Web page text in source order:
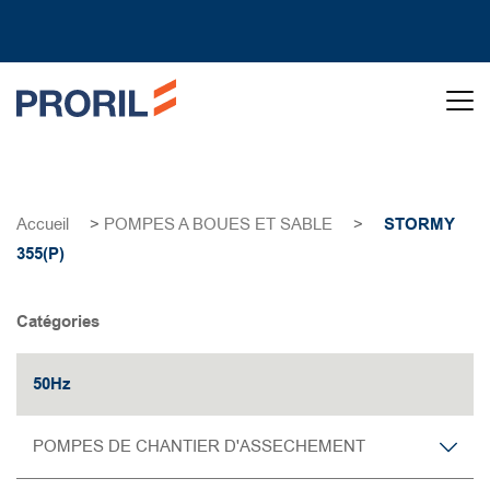
Accueil > POMPES A BOUES ET SABLE >
STORMY
355(P)
Catégories
50Hz
POMPES DE CHANTIER D'ASSECHEMENT